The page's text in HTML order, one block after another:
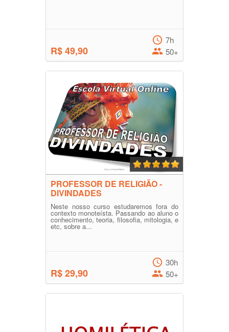
R$ 49,90
7h
50+
PROFESSOR DE RELIGIÃO -
DIVINDADES
Neste nosso curso estudaremos fora do
contexto monoteísta. Passando ao aluno o
conhecimento, teoria, filosofia, mitologia, e
etc, sobre a...
R$ 29,90
30h
50+